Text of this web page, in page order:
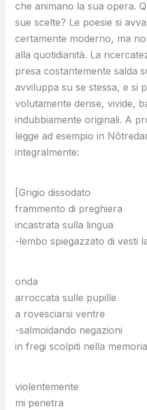
che animano la sua opera.
sue scelte? Le poesie si
certamente moderno, ma
alla quotidianità. La
presa costantemente salda
avviluppa su se stessa, e si
volutamente dense, vivide,
indubbiamente originali. A
legge ad esempio in
integralmente:
[Grigio dissodato
frammento di preghiera
incastrata sulla lingua
-lembo spiegazzato di vesti
onda
arroccata sulle pupille
a rovesciarsi ventre
-salmoidando negazioni
in fregi scolpiti nella memoria
violentemente
mi penetra